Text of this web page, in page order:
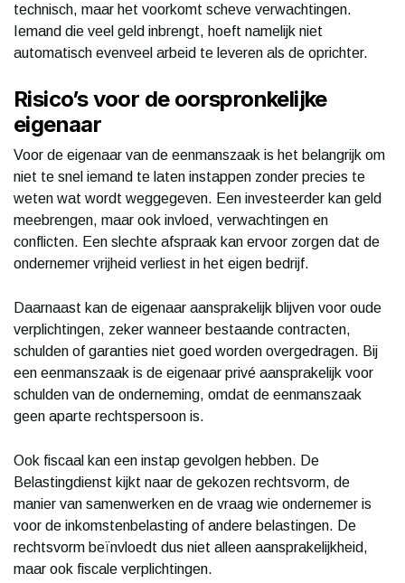
technisch, maar het voorkomt scheve verwachtingen.
Iemand die veel geld inbrengt, hoeft namelijk niet
automatisch evenveel arbeid te leveren als de oprichter.
Risico’s voor de oorspronkelijke
eigenaar
Voor de eigenaar van de eenmanszaak is het belangrijk om
niet te snel iemand te laten instappen zonder precies te
weten wat wordt weggegeven. Een investeerder kan geld
meebrengen, maar ook invloed, verwachtingen en
conflicten. Een slechte afspraak kan ervoor zorgen dat de
ondernemer vrijheid verliest in het eigen bedrijf.
Daarnaast kan de eigenaar aansprakelijk blijven voor oude
verplichtingen, zeker wanneer bestaande contracten,
schulden of garanties niet goed worden overgedragen. Bij
een eenmanszaak is de eigenaar privé aansprakelijk voor
schulden van de onderneming, omdat de eenmanszaak
geen aparte rechtspersoon is.
Ook fiscaal kan een instap gevolgen hebben. De
Belastingdienst kijkt naar de gekozen rechtsvorm, de
manier van samenwerken en de vraag wie ondernemer is
voor de inkomstenbelasting of andere belastingen. De
rechtsvorm beïnvloedt dus niet alleen aansprakelijkheid,
maar ook fiscale verplichtingen.